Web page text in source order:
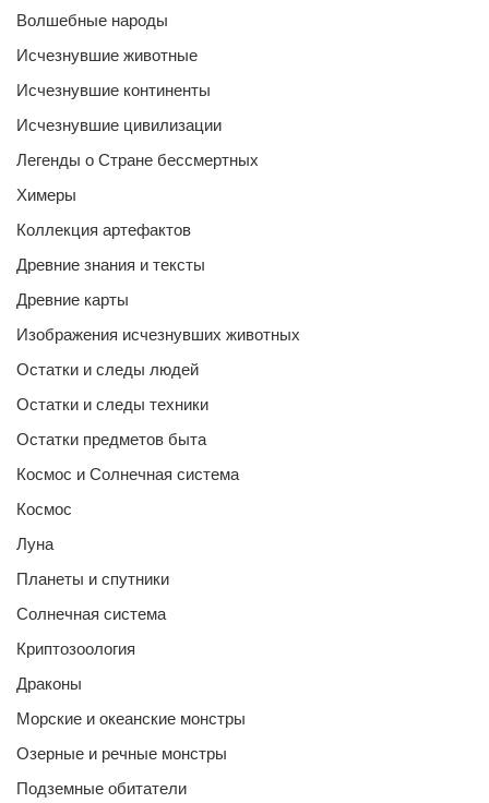
Волшебные народы
Исчезнувшие животные
Исчезнувшие континенты
Исчезнувшие цивилизации
Легенды о Стране бессмертных
Химеры
Коллекция артефактов
Древние знания и тексты
Древние карты
Изображения исчезнувших животных
Остатки и следы людей
Остатки и следы техники
Остатки предметов быта
Космос и Солнечная система
Космос
Луна
Планеты и спутники
Солнечная система
Криптозоология
Драконы
Морские и океанские монстры
Озерные и речные монстры
Подземные обитатели